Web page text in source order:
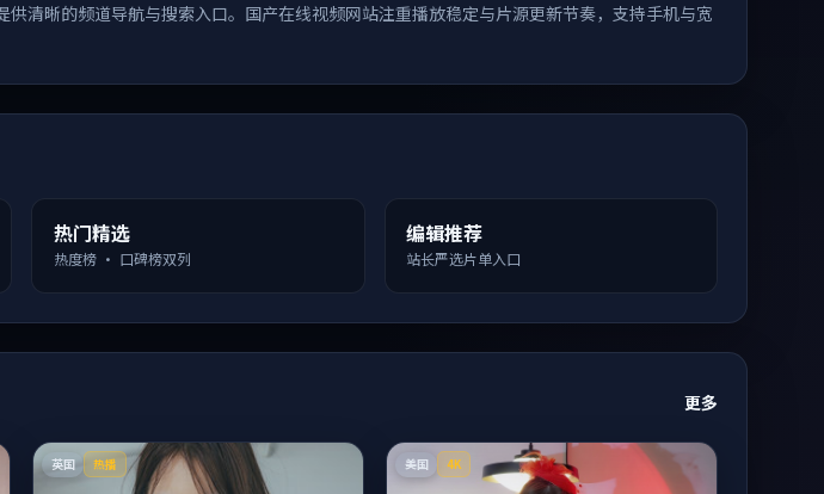
清晰的频道导航与搜索入口。国产在线视频网站注重播放稳定与片源更新节奏，支持手机与宽
热门精选
热度榜 · 口碑榜双列
编辑推荐
站长严选片单入口
更多
英国 热播 美国 4K